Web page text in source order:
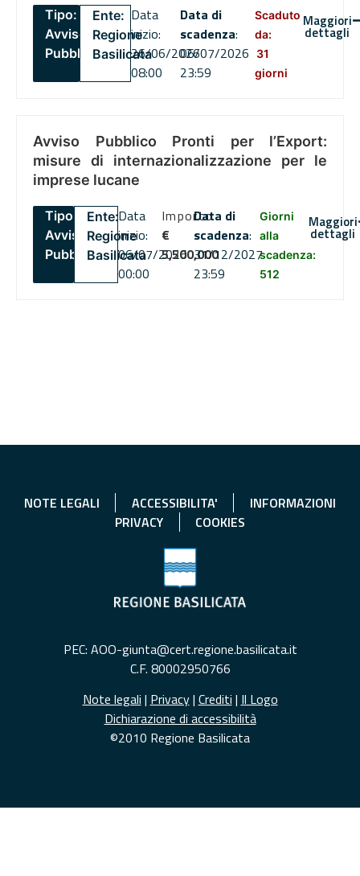
Tipo:
Avviso
Pubblico
Ente:
Regione
Basilicata
Data
inizio:
26/06/2026
08:00
Data di
scadenza:
06/07/2026
23:59
Scaduto
da:
31
giorni
Maggiori
dettagli
Avviso Pubblico Pronti per l’Export:
misure di internazionalizzazione per le
imprese lucane
Tipo:
Avviso
Pubblico
Ente:
Regione
Basilicata
Data
inizio:
06/07/2026
00:00
Importo
€
5,500,000
Data di
scadenza:
31/12/2027
23:59
Giorni
alla
scadenza:
512
Maggiori
dettagli
NOTE LEGALI ACCESSIBILITA'
INFORMAZIONI
PRIVACY
COOKIES
PEC: AOO-giunta@cert.regione.basilicata.it
C.F. 80002950766
Note legali | Privacy| Crediti | Il Logo
Dichiarazione di accessibilità
©2010 Regione Basilicata